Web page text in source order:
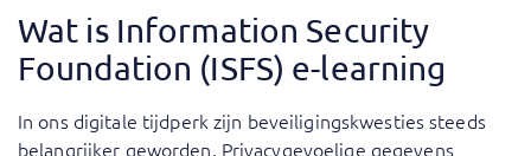
Wat is Information Security
Foundation (ISFS) e-learning
In ons digitale tijdperk zijn beveiligingskwesties steeds
belangrijker geworden. Privacygevoelige gegevens